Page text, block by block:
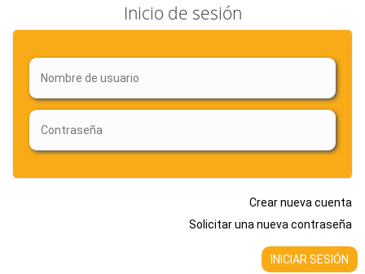
Inicio de sesión
Crear nueva cuenta
Solicitar una nueva contraseña